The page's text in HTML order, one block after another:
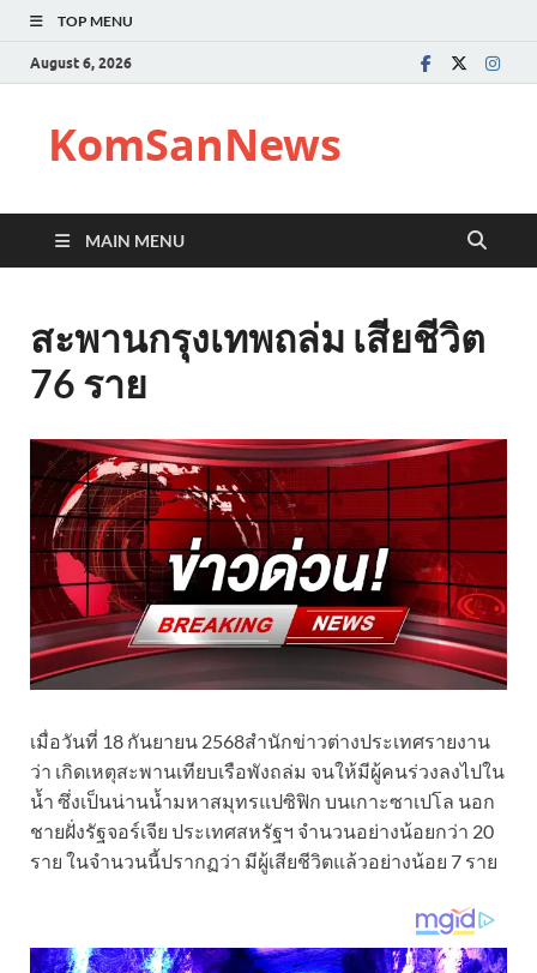
TOP MENU
August 6, 2026
KomSanNews
MAIN MENU
สะพานกรุงเทพถล่ม เสียชีวิต
76 ราย
เมื่อวันที่ 18 กันยายน 2568สำนักข่าวต่างประเทศรายงาน
ว่า เกิดเหตุสะพานเทียบเรือพังถล่ม จนให้มีผู้คนร่วงลงไปใน
น้ำ ซึ่งเป็นน่านน้ำมหาสมุทรแปซิฟิก บนเกาะซาเปโล นอก
ชายฝั่งรัฐจอร์เจีย ประเทศสหรัฐฯ จำนวนอย่างน้อยกว่า 20
ราย ในจำนวนนี้ปรากฏว่า มีผู้เสียชีวิตแล้วอย่างน้อย 7 ราย